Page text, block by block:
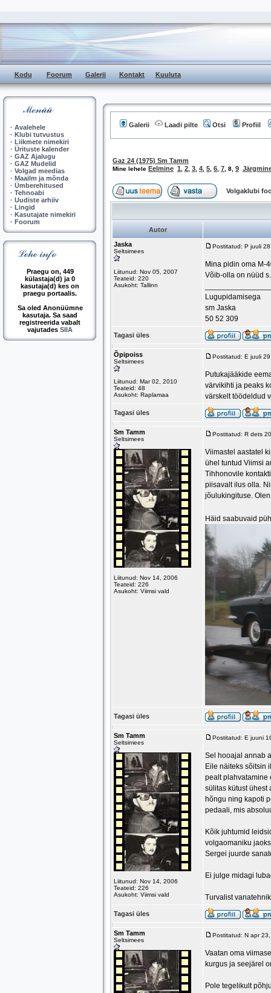
Kodu Foorum Galerii Kontakt Kuuluta
· Avalehele
· Klubi tutvustus
· Liikmete nimekiri
· Ürituste kalender
· GAZ Ajalugu
· GAZ Mudelid
· Volgad meedias
· Maailm ja mõnda
· Ümberehitused
· Tehnoabi
· Uudiste arhiiv
· Lingid
· Kasutajate nimekiri
· Foorum
Praegu on, 449
külastaja(d) ja 0
kasutaja(d) kes on
praegu portaalis.
Sa oled Anonüümne
kasutaja. Sa saad
registreerida vabalt
vajutades SIIA
Galerii Laadi pilte Otsi Profiil
Gaz 24 (1975) Sm Tamm
Mine lehele Eelmine 1 2 3 4 5 6 7 8 9
Volgaklubi
Autor
Jaska
Seltsimees
Liitunud: Nov 05, 2007
Teateid: 220
Asukoht: Tallinn
Postitatud: P juuli
Mina pidin oma M-
Võib-olla on nüüd
Lugupidamisega
sm Jaska
50 52 309
Tagasi üles
Õpipoiss
Seltsimees
Liitunud: Mar 02, 2010
Teateid: 48
Asukoht: Raplamaa
Postitatud: E juuli
Putukajääkide
värvikihti ja peaks
värskelt töödeldud
Tagasi üles
Sm Tamm
Seltsimees
Liitunud: Nov 14, 2006
Teateid: 226
Asukoht: Viimsi vald
Postitatud: R dets
Viimastel aastatel
ühel tuntud Viimsi
Tihhonovile
piisavalt ilus olla.
jõulukingituse.
Häid saabuvaid
Tagasi üles
Sm Tamm
Seltsimees
Liitunud: Nov 14, 2006
Teateid: 226
Asukoht: Viimsi vald
Postitatud: E juuni
Sel hooajal annab
Eile näiteks sõitsin
pealt plahvatamine
sülitas kütust ühest
hõngu ning kapoti
pedaali, mis
Kõik juhtumid
volgaomaniku
Sergei juurde
Ei julge midagi
Turvalist
Tagasi üles
Sm Tamm
Seltsimees
Postitatud: N apr
Vaatan oma
kurgus ja seejärel
Pole tegelikult